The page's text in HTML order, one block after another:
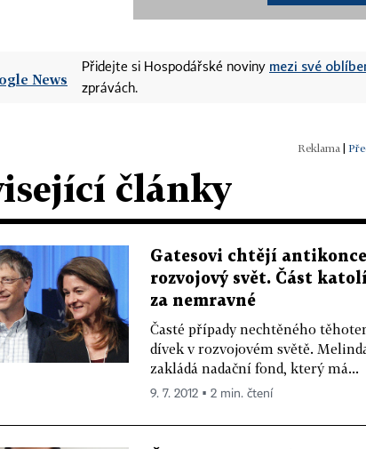
Přidejte si Hospodářské noviny mezi své
zprávách.
|
články
Gatesovi chtějí
rozvojový svět. Část
za nemravné
Časté případy nechtěného
dívek v rozvojovém světě.
zakládá nadační fond, který má...
9. 7. 2012 ▪ 2 min. čtení